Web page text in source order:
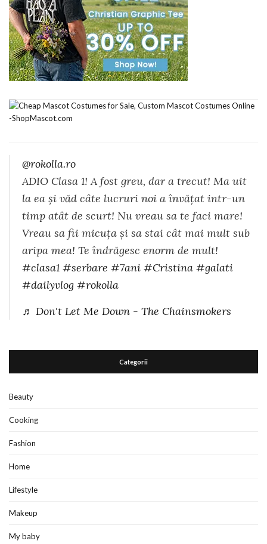
@rokolla.ro
ADIO Clasa 1! A fost greu, dar a trecut! Ma uit
la ea și văd câte lucruri noi a învățat intr-un
timp atât de scurt! Nu vreau sa te faci mare!
Vreau sa fii micuța și sa stai cât mai mult sub
aripa mea! Te îndrăgesc enorm de mult!
#clasa1 #serbare #7ani #Cristina #galati
#dailyvlog #rokolla
♬ Don't Let Me Down - The Chainsmokers
Categorii
Beauty
Cooking
Fashion
Home
Lifestyle
Makeup
My baby